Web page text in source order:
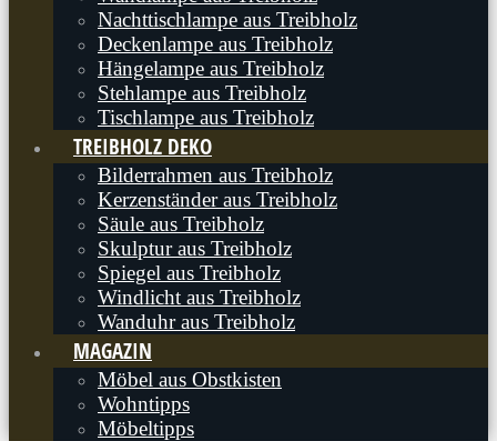
Nachttischlampe aus Treibholz
Deckenlampe aus Treibholz
Hängelampe aus Treibholz
Stehlampe aus Treibholz
Tischlampe aus Treibholz
TREIBHOLZ DEKO
Bilderrahmen aus Treibholz
Kerzenständer aus Treibholz
Säule aus Treibholz
Skulptur aus Treibholz
Spiegel aus Treibholz
Windlicht aus Treibholz
Wanduhr aus Treibholz
MAGAZIN
Möbel aus Obstkisten
Wohntipps
Möbeltipps